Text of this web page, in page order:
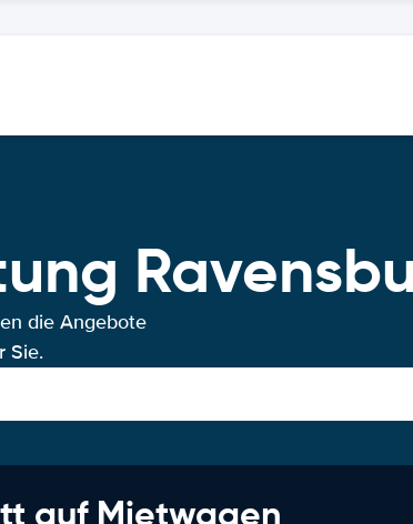
die Angebote
Sie.
auf Mietwagen